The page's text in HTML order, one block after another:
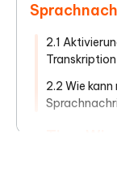
2.1
Transkription
2.2 Wie
WhatsApp